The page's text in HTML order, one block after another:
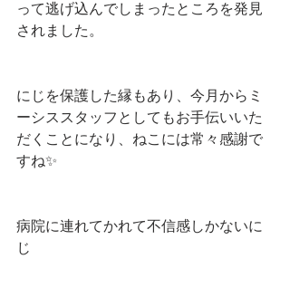
って逃げ込んでしまったところを発見
されました。
にじを保護した縁もあり、今月からミ
ーシススタッフとしてもお手伝いいた
だくことになり、ねこには常々感謝で
すね✨
病院に連れてかれて不信感しかないに
じ